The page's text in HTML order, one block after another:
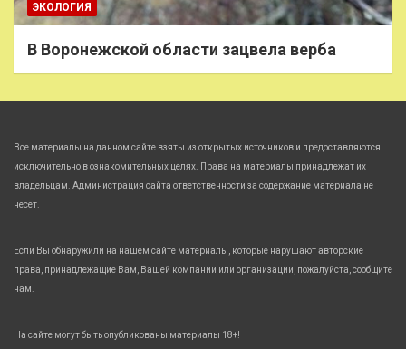
ЭКОЛОГИЯ
В Воронежской области зацвела верба
Все материалы на данном сайте взяты из открытых источников и предоставляются
исключительно в ознакомительных целях. Права на материалы принадлежат их
владельцам. Администрация сайта ответственности за содержание материала не
несет.
Если Вы обнаружили на нашем сайте материалы, которые нарушают авторские
права, принадлежащие Вам, Вашей компании или организации, пожалуйста, сообщите
нам.
На сайте могут быть опубликованы материалы 18+!